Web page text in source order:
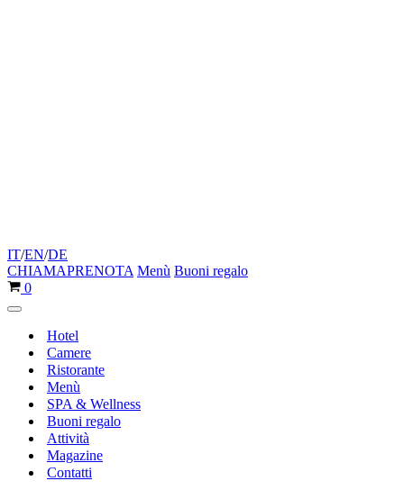
IT/EN/DE
CHIAMAPRENOTA Menù Buoni regalo
Carrello
0
Menu
navigazione
Hotel
Camere
Ristorante
Menù
SPA & Wellness
Buoni regalo
Attività
Magazine
Contatti